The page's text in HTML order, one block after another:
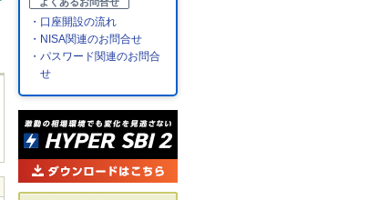
・口座開設の流れ
・NISA関連のお問合せ
・パスワード関連のお問合
せ